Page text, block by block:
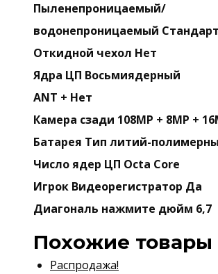
Пыленепроницаемый/
водонепроницаемый
Откидной чехол Нет
Ядра ЦП Восьмиядерный
ANT + Нет
Камера сзади 108MP + 8MP +
Батарея Тип литий-
Число ядер ЦП Octa Core
Игрок Видеорегистратор Да
Диагональ нажмите дюйм 6,7
Похожие товары
Распродажа!